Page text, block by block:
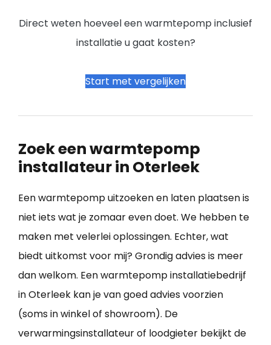
Direct weten hoeveel een warmtepomp inclusief
installatie u gaat kosten?
Start met vergelijken
Zoek een warmtepomp
installateur in Oterleek
Een warmtepomp uitzoeken en laten plaatsen is
niet iets wat je zomaar even doet. We hebben te
maken met velerlei oplossingen. Echter, wat
biedt uitkomst voor mij? Grondig advies is meer
dan welkom. Een warmtepomp installatiebedrijf
in Oterleek kan je van goed advies voorzien
(soms in winkel of showroom). De
verwarmingsinstallateur of loodgieter bekijkt de